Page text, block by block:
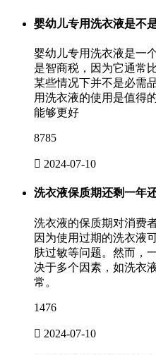
婴幼儿专用洗衣液是不
婴幼儿专用洗衣液是一
是智商税，因为它通常
某些情况下并不是必需
用洗衣液的使用是值得
能够更好
8785
 2024-07-10
洗衣液保质期还剩一年
洗衣液的保质期对消费
因为使用过期的洗衣液
肤过敏等问题。然而，
决于多个因素，如洗衣
常。
1476
 2024-07-10